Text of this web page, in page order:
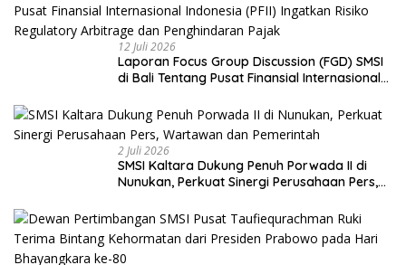
12 Juli 2026
Laporan Focus Group Discussion (FGD) SMSI
di Bali Tentang Pusat Finansial Internasional
Arbitrage dan Penghindaran Pajak
2 Juli 2026
SMSI Kaltara Dukung Penuh Porwada II di
Nunukan, Perkuat Sinergi Perusahaan Pers,